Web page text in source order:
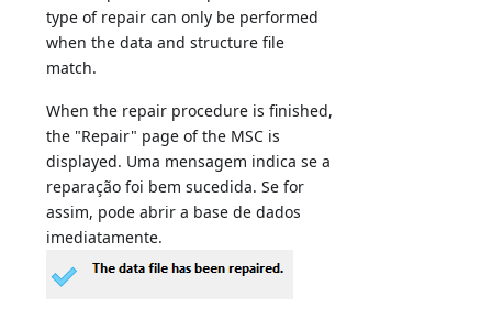
type of repair can only be performed
when the data and structure file
match.
When the repair procedure is finished,
the "Repair" page of the MSC is
displayed. Uma mensagem indica se a
reparação foi bem sucedida. Se for
assim, pode abrir a base de dados
imediatamente.